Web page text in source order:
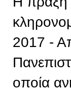
2017 -
οποία